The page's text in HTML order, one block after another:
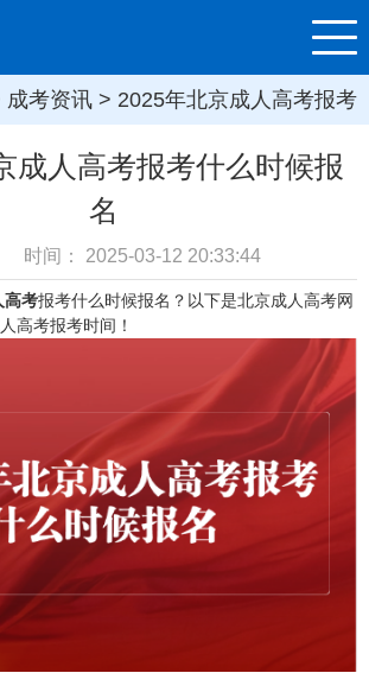
成考资讯 > 2025年北京成人高考报考
成人高考报考什么时候报
名
时间： 2025-03-12 20:33:44
高考报考什么时候报名？以下是北京成人高考网
高考报考时间！